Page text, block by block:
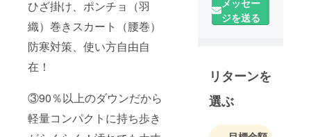
ひざ掛け、ポンチョ（羽
織）巻きスカート（腰巻）
防寒対策、使い方自由自
在！
③90％以上のダウンだから
軽量コンパクトに持ち歩き
が経験と知
見を活か
のコンサル
タントとし
て、某大手
家具店の寝
ジを送る
リターンを
選ぶ